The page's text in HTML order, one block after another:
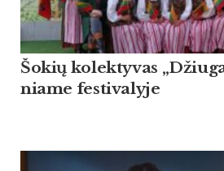
Šo­kių ko­lek­ty­vas
nia­me fes­ti­va­ly­je